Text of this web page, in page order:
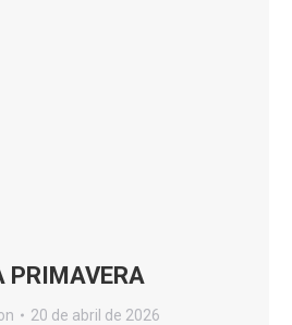
PRIMAVERA
20 de abril de 2026